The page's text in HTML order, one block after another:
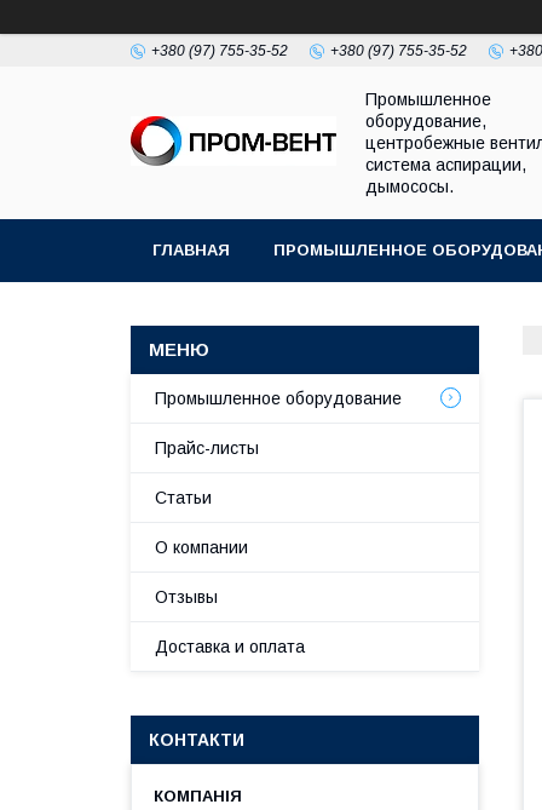
+380 (97) 755-35-52 +380 (97) 755-35-52
Промышленное
оборудование,
центробежные
система аспирации,
дымососы.
ГЛАВНАЯ ПРОМЫШЛЕННОЕ
Промышленное оборудование
Прайс-листы
Статьи
О компании
Отзывы
Доставка и оплата
КОНТАКТИ